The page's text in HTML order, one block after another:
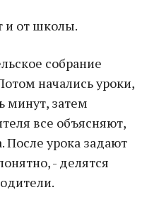
и от школы.
собрание
начались уроки,
минут, затем
все объясняют,
После урока задают
- делятся